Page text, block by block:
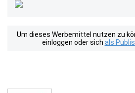
Um dieses Werbemittel nutzen zu
einloggen oder sich als